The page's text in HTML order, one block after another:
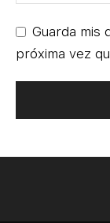
Guarda mis
próxima vez